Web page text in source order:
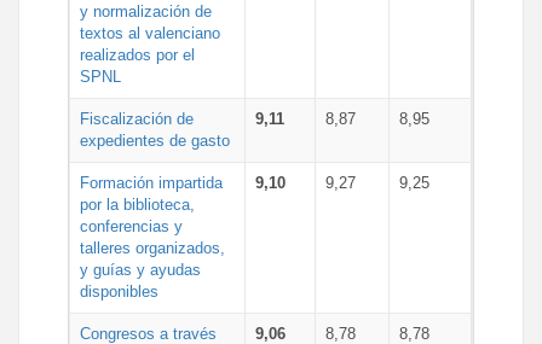
y normalización de
textos al valenciano
realizados por el
SPNL
Fiscalización de
expedientes de gasto
9,11 8,87 8,95
Formación impartida
por la biblioteca,
conferencias y
talleres organizados,
y guías y ayudas
disponibles
9,10 9,27 9,25
Congresos a través
9,06 8,78 8,78